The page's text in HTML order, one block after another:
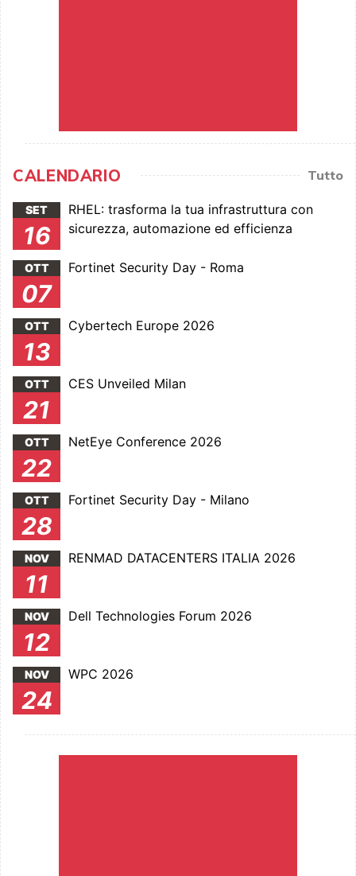
CALENDARIO Tutto
SET
16
RHEL: trasforma la tua infrastruttura con
sicurezza, automazione ed efficienza
OTT
07
Fortinet Security Day - Roma
OTT
13
Cybertech Europe 2026
OTT
21
CES Unveiled Milan
OTT
22
NetEye Conference 2026
OTT
28
Fortinet Security Day - Milano
NOV
11
RENMAD DATACENTERS ITALIA 2026
NOV
12
Dell Technologies Forum 2026
NOV
24
WPC 2026